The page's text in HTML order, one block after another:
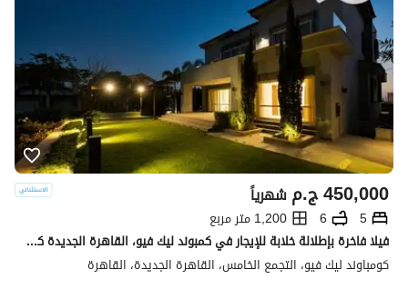
ج.م450,000 شهرياً
5
6
1,200 متر مربع
فيلا فاخرة بإطلالة خلابة للإيجار في كمبوند ليك فيو، القاهرة الجديدة كمبوند ليك فيو الراقي لأول مرة للإيجار إطلالة بانورامية مميزة على البحيرات ومسبح
كومباوند ليك فيو، التجمع الخامس، القاهرة الجديدة، القاهرة